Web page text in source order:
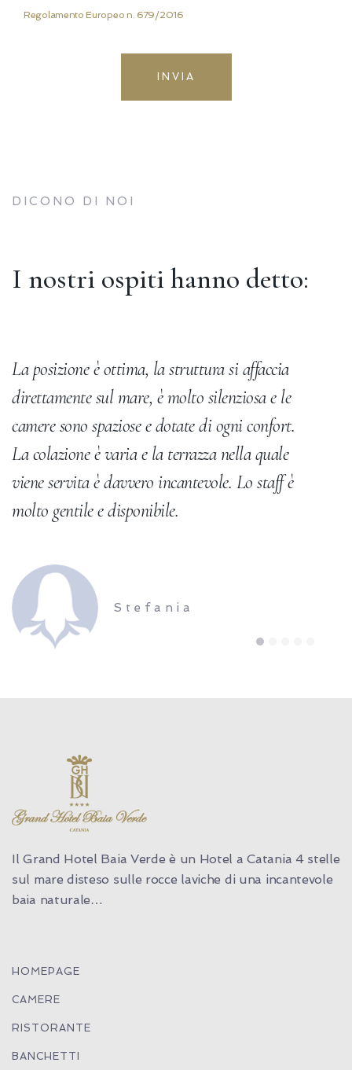
Regolamento Europeo n. 679/2016
INVIA
DICONO DI NOI
I nostri ospiti hanno detto:
La posizione è ottima, la struttura si affaccia
direttamente sul mare, è molto silenziosa e le
camere sono spaziose e dotate di ogni confort.
La colazione è varia e la terrazza nella quale
viene servita è davvero incantevole. Lo staff è
molto gentile e disponibile.
Stefania
3 4
Il Grand Hotel Baia Verde è un Hotel a Catania 4 stelle
sul mare disteso sulle rocce laviche di una incantevole
baia naturale…
HOMEPAGE
CAMERE
RISTORANTE
BANCHETTI